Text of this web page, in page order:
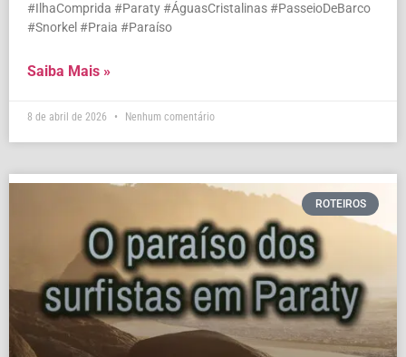
#IlhaComprida #Paraty #ÁguasCristalinas #PasseioDeBarco
#Snorkel #Praia #Paraíso
Saiba Mais »
8 de abril de 2026 Nenhum comentário
ROTEIROS